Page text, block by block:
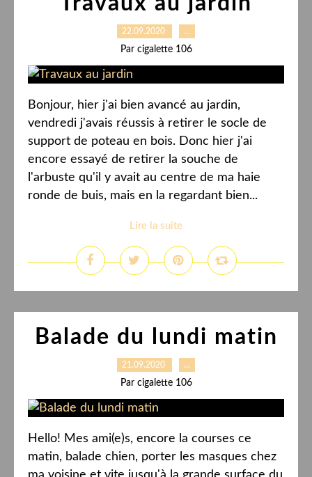
22.09.2020 …
Par cigalette 106
Bonjour, hier j'ai bien avancé au jardin,
vendredi j'avais réussis à retirer le socle de
support de poteau en bois. Donc hier j'ai
encore essayé de retirer la souche de
l'arbuste qu'il y avait au centre de ma haie
ronde de buis, mais en la regardant bien...
Lire la suite
Balade du lundi matin
21.09.2020 …
Par cigalette 106
Hello! Mes ami(e)s, encore la courses ce
matin, balade chien, porter les masques chez